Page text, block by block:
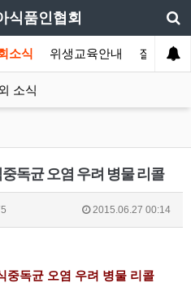
식품인협회
소식 위생교육안내 질의답변
소식
독균 오염 우려 병물 리콜
2015.06.27 00:14
중독균 오염 우려 병물 리콜